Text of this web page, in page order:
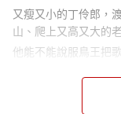
又瘦又小的丁伶郎，
山、爬上又高又大的
他能不能說服鳥王把